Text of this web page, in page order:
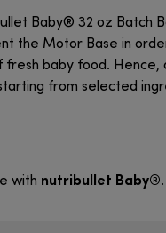
Baby® 32 oz Batch
the Motor Base in
fresh baby food. Hence,
from selected
with nutribullet Baby®.